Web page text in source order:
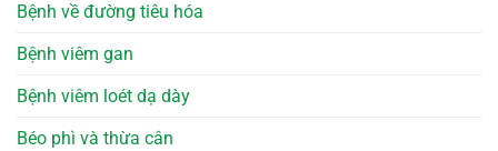
Bệnh về đường tiêu hóa
Bệnh viêm gan
Bệnh viêm loét dạ dày
Béo phì và thừa cân